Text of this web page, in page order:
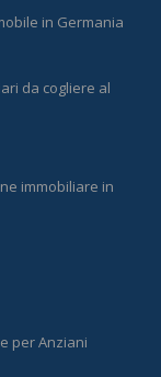
in Germania
da cogliere al
immobiliare in
per Anziani